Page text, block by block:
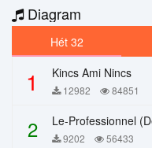
Diagram
Hét 32
1 Kincs Ami Nincs
12982 84851
2 9202 56433